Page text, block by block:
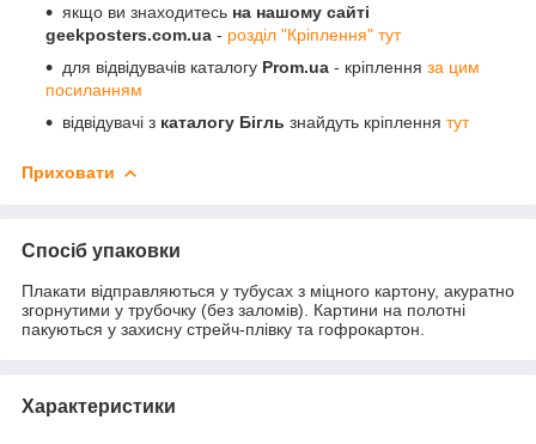
якщо ви знаходитесь на нашому сайті
geekposters.com.ua - розділ "Кріплення" тут
для відвідувачів каталогу Prom.ua - кріплення за цим
посиланням
відвідувачі з каталогу Бігль знайдуть кріплення тут
Приховати
Спосіб упаковки
Плакати відправляються у тубусах з міцного картону, акуратно
згорнутими у трубочку (без заломів). Картини на полотні
пакуються у захисну стрейч-плівку та гофрокартон.
Характеристики